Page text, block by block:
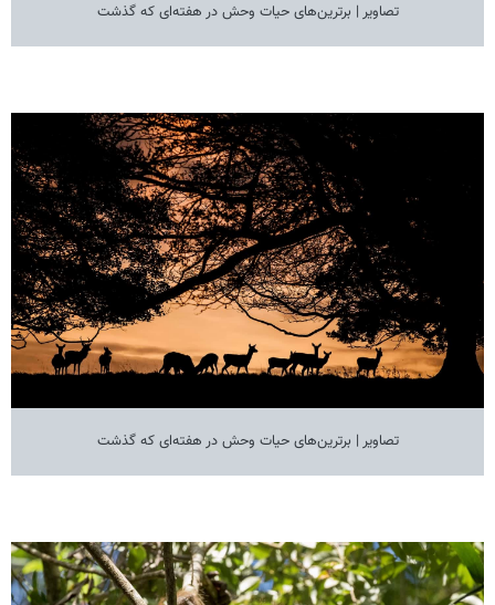
تصاویر | برترین‌های حیات وحش در هفته‌ای که گذشت
تصاویر | برترین‌های حیات وحش در هفته‌ای که گذشت